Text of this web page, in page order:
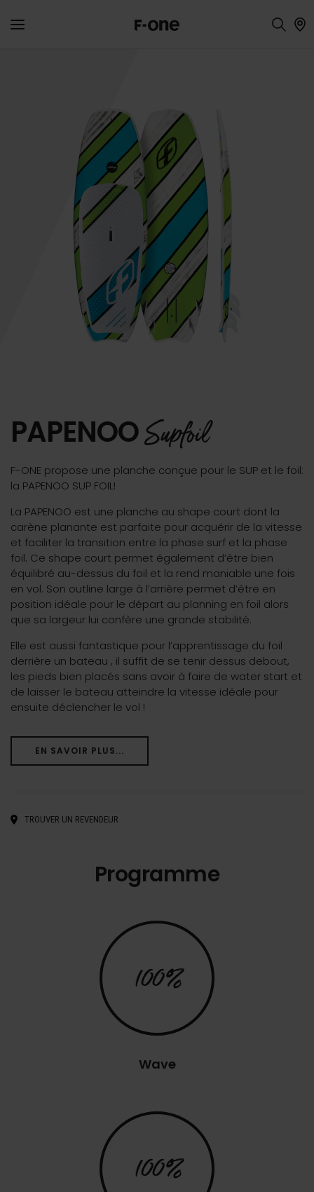
PAPENOOSupfoil
F-ONE propose une planche conçue pour le SUP et le foil:
la PAPENOO SUP FOIL!
La PAPENOO est une planche au shape court dont la
carène planante est parfaite pour acquérir de la vitesse
et faciliter la transition entre la phase surf et la phase
foil. Ce shape court permet également d’être bien
équilibré au-dessus du foil et la rend maniable une fois
en vol. Son outline large à l’arrière permet d’être en
position idéale pour le départ au planning en foil alors
que sa largeur lui confère une grande stabilité.
Elle est aussi fantastique pour l’apprentissage du foil
derrière un bateau , il suffit de se tenir dessus debout,
les pieds bien placés sans avoir à faire de water start et
de laisser le bateau atteindre la vitesse idéale pour
ensuite déclencher le vol !
EN SAVOIR PLUS...
TROUVER UN REVENDEUR
Programme
100%
Wave
100%